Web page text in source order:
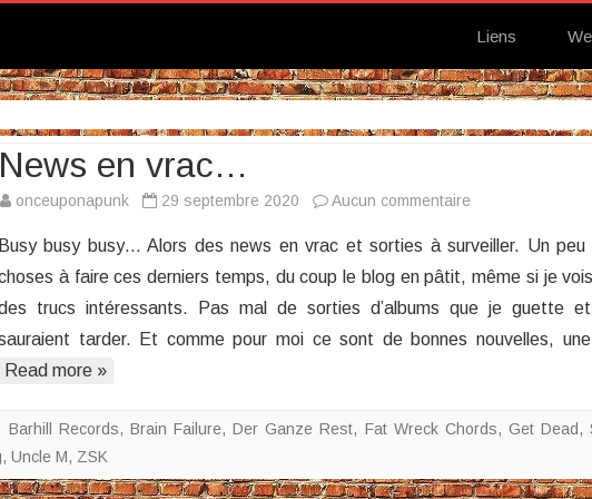
Liens
News en vrac…
onceuponapunk 29 septembre 2020 Aucun commentaire
en
vrac…
Busy busy busy… Alors des news en vrac et sorties à surveiller. Un
à faire ces derniers temps, du coup le blog en pâtit, même si je
trucs intéressants. Pas mal de sorties d’albums que je guette
tarder. Et comme pour moi ce sont de bonnes nouvelles,
Read more »
Barhill Records, Brain Failure,Der Ganze Rest, Fat Wreck Chords,Get Dead,
, Uncle M, ZSK